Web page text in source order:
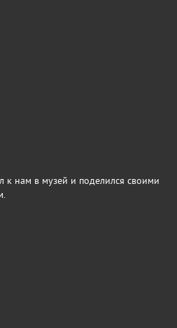
к нам в музей и поделился своими